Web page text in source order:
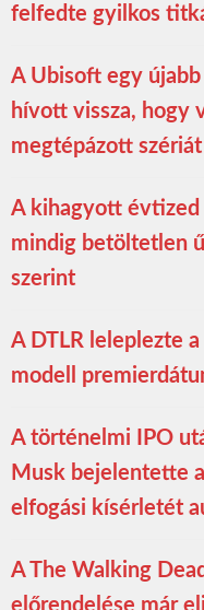
felfedte gyilkos
A Ubisoft egy újabb
hívott vissza, hogy
megtépázott szériát
A kihagyott
mindig betöltetlen
szerint
A DTLR leleplezte
modell
A történelmi IPO
Musk bejelentette
elfogási kísérletét
A The Walking
előrendelése már